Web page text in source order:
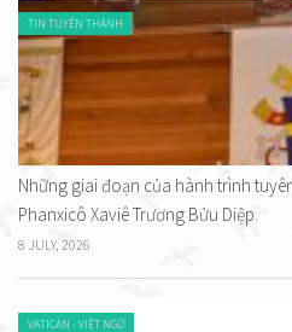
TIN TUYÊN THÁNH
Những giai đoạn của hành trình
Phanxicô Xaviê Trương Bửu Diệp.
8 JULY, 2026
VATICAN - VIỆT NGỮ